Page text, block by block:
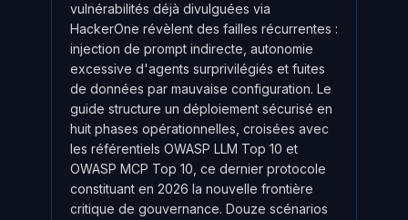
vulnérabilités déjà divulguées via
HackerOne révèlent des failles récurrentes :
injection de prompt indirecte, autonomie
excessive d'agents surprivilégiés et fuites
de données par mauvaise configuration. Le
guide structure un déploiement sécurisé en
huit phases opérationnelles, croisées avec
les référentiels OWASP LLM Top 10 et
OWASP MCP Top 10, ce dernier protocole
constituant en 2026 la nouvelle frontière
critique de gouvernance. Douze scénarios